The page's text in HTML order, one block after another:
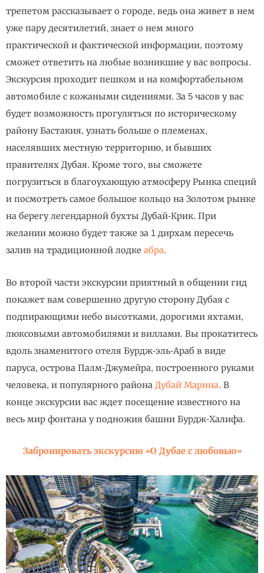
трепетом рассказывает о городе, ведь она живет в нем
уже пару десятилетий, знает о нем много
практической и фактической информации, поэтому
сможет ответить на любые возникшие у вас вопросы.
Экскурсия проходит пешком и на комфортабельном
автомобиле с кожаными сидениями. За 5 часов у вас
будет возможность прогуляться по историческому
району Бастакия, узнать больше о племенах,
населявших местную территорию, и бывших
правителях Дубая. Кроме того, вы сможете
погрузиться в благоухающую атмосферу Рынка специй
и посмотреть самое большое кольцо на Золотом рынке
на берегу легендарной бухты Дубай-Крик. При
желании можно будет также за 1 дирхам пересечь
залив на традиционной лодке абра.
Во второй части экскурсии приятный в общении гид
покажет вам совершенно другую сторону Дубая с
подпирающими небо высотками, дорогими яхтами,
люксовыми автомобилями и виллами. Вы прокатитесь
вдоль знаменитого отеля Бурдж-эль-Араб в виде
паруса, острова Палм-Джумейра, построенного руками
человека, и популярного района Дубай Марина. В
конце экскурсии вас ждет посещение известного на
весь мир фонтана у подножия башни Бурдж-Халифа.
Забронировать экскурсию «О Дубае с любовью»